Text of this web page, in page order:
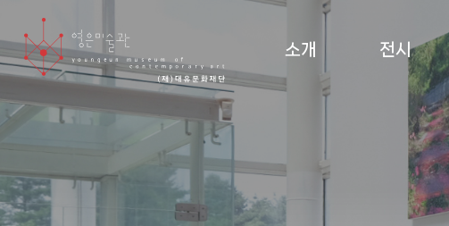
소개
관람 안내
전시
현재 전시
지난 전시
순회 전시